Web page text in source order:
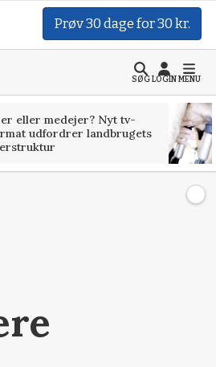
Prøv 30 dage for 30 kr.
SØGLOGINMENU
eller medejer? Nyt tv-
udfordrer landbrugets